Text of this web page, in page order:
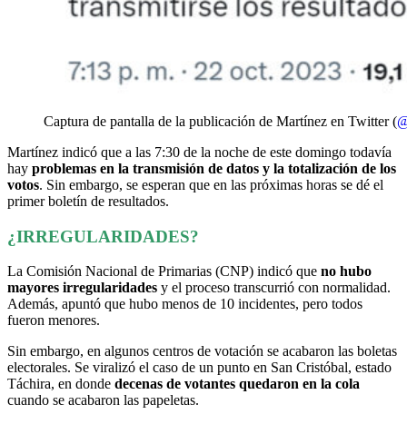
Captura de pantalla de la publicación de Martínez en Twitter (
Martínez indicó que a las 7:30 de la noche de este domingo todavía
hay problemas en la transmisión de datos y la totalización de los
votos. Sin embargo, se esperan que en las próximas horas se dé el
primer boletín de resultados.
¿IRREGULARIDADES?
La Comisión Nacional de Primarias (CNP) indicó que no hubo
mayores irregularidades y el proceso transcurrió con normalidad.
Además, apuntó que hubo menos de 10 incidentes, pero todos
fueron menores.
Sin embargo, en algunos centros de votación se acabaron las boletas
electorales. Se viralizó el caso de un punto en San Cristóbal, estado
Táchira, en donde decenas de votantes quedaron en la cola
cuando se acabaron las papeletas.